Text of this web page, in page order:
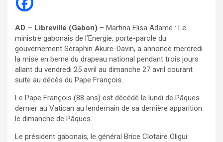
AD – Libreville (Gabon) – Martina Elisa Adame : Le
ministre gabonais de l’Energie, porte-parole du
gouvernement Séraphin Akure-Davin, a annoncé mercredi
la mise en berne du drapeau national pendant trois jours
allant du vendredi 25 avril au dimanche 27 avril courant
suite au décès du Pape François.
Le Pape François (88 ans) est décédé le lundi de Pâques
dernier au Vatican au lendemain de sa dernière apparition
le dimanche de Pâques.
Le président gabonais, le général Brice Clotaire Oligui